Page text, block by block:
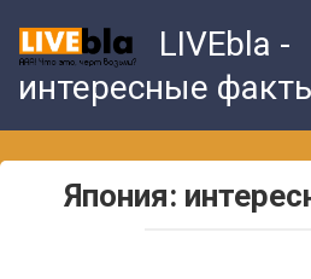
content
LIVEbla -
интересные
Япония: